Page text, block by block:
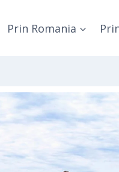
Prin Romania